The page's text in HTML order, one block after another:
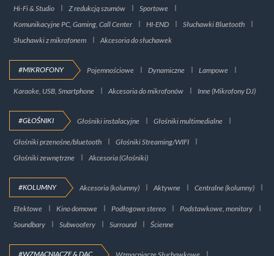
Hi-Fi & Studio Z redukcją szumów
Sportowe
Komunikacyjne PC, Gaming, Call Center
HI-END
Słuchawki Bluetooth
Słuchawki z mikrofonem
Akcesoria do słuchawek
#MIKROFONY Pojemnościowe Dynamiczne Lampowe
Karaoke, USB, Smartphone Akcesoria do mikrofonów Inne (Mikrofony DJ)
#GŁOŚNIKI Głośniki instalacyjne Głośniki multimedialne
Głośniki przenośne/bluetooth
Głośniki Streaming/WIFI
Głośniki zewnętrzne
Akcesoria (Głośniki)
#KOLUMNY Akcesoria (kolumny) Aktywne Centralne (kolumny)
Efektowe Kino domowe Podłogowe stereo
Podstawkowe, monitory
Soundbary
Subwoofery Surround Ścienne
#WZMACNIACZE & DAC